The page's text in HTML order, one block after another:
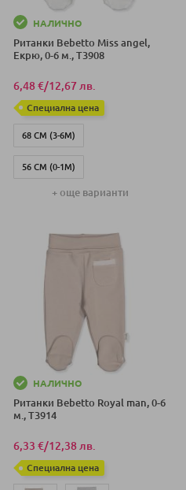
НАЛИЧНО
Ританки Bebetto Miss angel,
Екрю, 0-6 м., T3908
6,48 €/12,67 лв.
Специална цена
68 СМ (3-6М)
56 СМ (0-1М)
62 СМ (1-3 М)
+ още варианти
НАЛИЧНО
Ританки Bebetto Royal man, 0-6
м., T3914
6,33 €/12,38 лв.
Специална цена